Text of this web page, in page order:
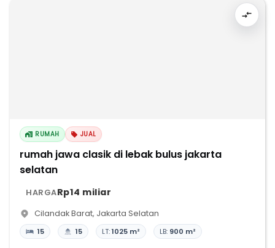
RUMAH JUAL
rumah jawa clasik di lebak bulus jakarta
selatan
HARGARp14 miliar
Cilandak Barat, Jakarta Selatan
15 15 LT:1025 m² LB: 900 m²